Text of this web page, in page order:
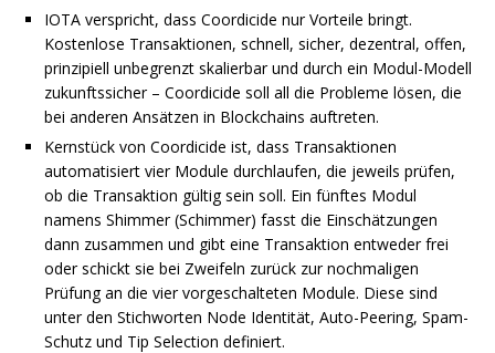
IOTA verspricht, dass Coordicide nur Vorteile bringt.
Kostenlose Transaktionen, schnell, sicher, dezentral, offen,
prinzipiell unbegrenzt skalierbar und durch ein Modul-Modell
zukunftssicher – Coordicide soll all die Probleme lösen, die
bei anderen Ansätzen in Blockchains auftreten.
Kernstück von Coordicide ist, dass Transaktionen
automatisiert vier Module durchlaufen, die jeweils prüfen,
ob die Transaktion gültig sein soll. Ein fünftes Modul
namens Shimmer (Schimmer) fasst die Einschätzungen
dann zusammen und gibt eine Transaktion entweder frei
oder schickt sie bei Zweifeln zurück zur nochmaligen
Prüfung an die vier vorgeschalteten Module. Diese sind
unter den Stichworten Node Identität, Auto-Peering, Spam-
Schutz und Tip Selection definiert.